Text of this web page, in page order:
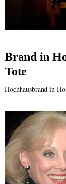
Brand in
Tote
Hochhausbrand in